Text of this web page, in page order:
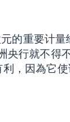
的重要计
央行就不得
，因為它